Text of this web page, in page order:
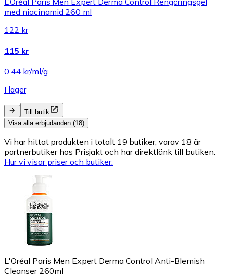
med niacinamid 260 ml
122 kr
115 kr
0,44 kr/ml/g
I lager
Till butik
Visa alla erbjudanden (18)
Vi har hittat produkten i totalt 19 butiker, varav 18 är
partnerbutiker hos Prisjakt och har direktlänk till butiken.
Hur vi visar priser och butiker.
L'Oréal Paris Men Expert Derma Control Anti-Blemish
Cleanser 260ml